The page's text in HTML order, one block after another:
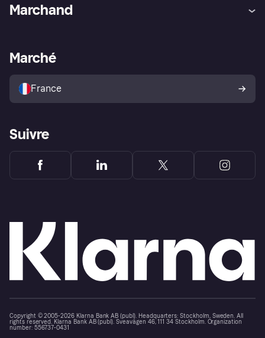
Explorez les magasins
Politique de protection de
l’acheteur Klarna
Marchand
Portail Marchand
Marché
France
Suivre
Copyright © 2005-2026 Klarna Bank AB (publ). Headquarters: Stockholm, Sweden. All
rights reserved. Klarna Bank AB (publ). Sveavägen 46, 111 34 Stockholm. Organization
number: 556737-0431